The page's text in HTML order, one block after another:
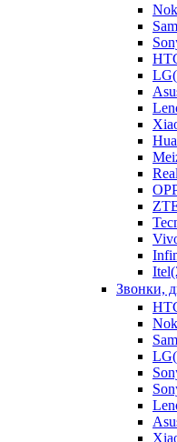
LG
Itel
Звонки,
LG